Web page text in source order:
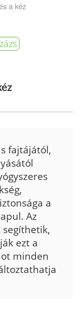
a kéz
fajtájától,
a
Az
ezt a
minden